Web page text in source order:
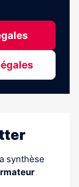
synthèse